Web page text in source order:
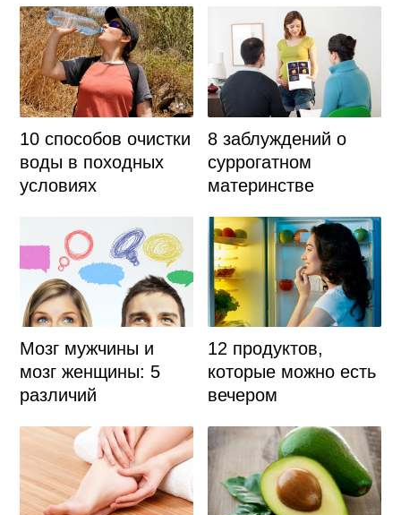
10 способов очистки
воды в походных
условиях
8 заблуждений о
суррогатном
материнстве
Мозг мужчины и
мозг женщины: 5
различий
12 продуктов,
которые можно есть
вечером